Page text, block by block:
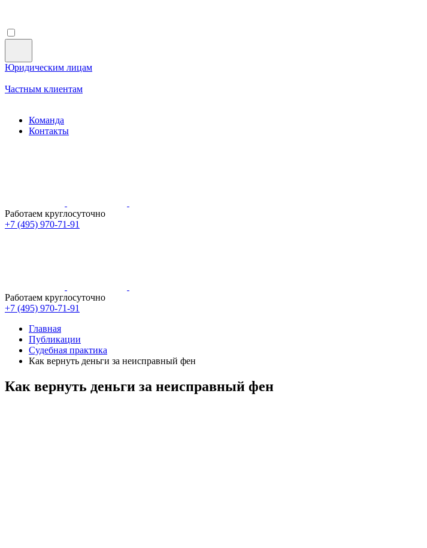
Юридическим лицам
Частным клиентам
Команда
Контакты
Работаем круглосуточно
+7 (495) 970-71-91
Работаем круглосуточно
+7 (495) 970-71-91
Главная
Публикации
Судебная практика
Как вернуть деньги за неисправный фен
Как вернуть деньги за неисправный фен